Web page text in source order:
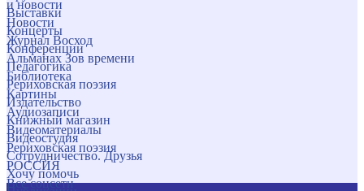
и новости
Новости
Журнал Восход
Альманах Зов времени
Библиотека
Картины
Аудиозаписи
Видеоматериалы
Рериховская поэзия
РОССИЯ
Все соцсети
Выставки
Концерты
Конференции
Педагогика
Рериховская поэзия
Издательство
Книжный магазин
Видеостудия
Сотрудничество. Друзья
Хочу помочь